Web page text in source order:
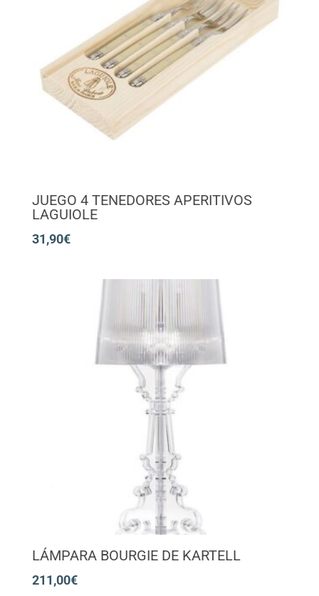
JUEGO 4 TENEDORES APERITIVOS
LAGUIOLE
31,90€
LÁMPARA BOURGIE DE KARTELL
211,00€